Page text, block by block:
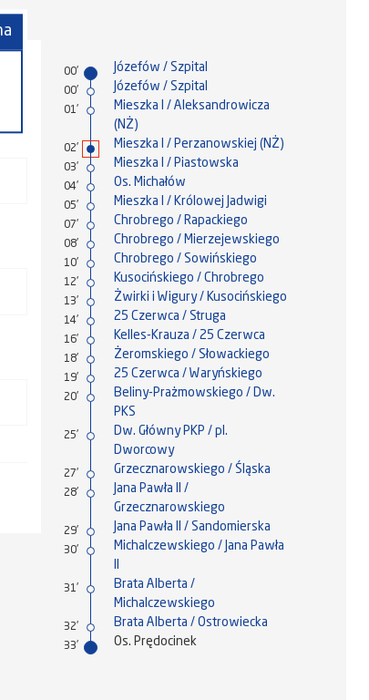
00' Józefów / Szpital
00' Józefów / Szpital
01'
Mieszka I / Aleksandrowicza
(NŻ)
02' Mieszka I / Perzanowskiej (NŻ)
03' Mieszka I / Piastowska
04' Os. Michałów
05' Mieszka I / Królowej Jadwigi
07' Chrobrego / Rapackiego
08' Chrobrego / Mierzejewskiego
10' Chrobrego / Sowińskiego
12' Kusocińskiego / Chrobrego
13' Żwirki i Wigury / Kusocińskiego
14' 25 Czerwca / Struga
16' Kelles-Krauza / 25 Czerwca
18' Żeromskiego / Słowackiego
19' 25 Czerwca / Waryńskiego
20'
Beliny-Prażmowskiego / Dw.
PKS
25'
Dw. Główny PKP / pl.
Dworcowy
27' Grzecznarowskiego / Śląska
28'
Jana Pawła II /
Grzecznarowskiego
29' Jana Pawła II / Sandomierska
30'
Michalczewskiego / Jana Pawła
31'
Brata Alberta /
Michalczewskiego
32' Brata Alberta / Ostrowiecka
33' Os. Prędocinek